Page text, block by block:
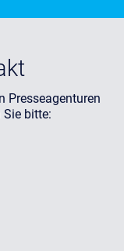
Presseagenturen
bitte: